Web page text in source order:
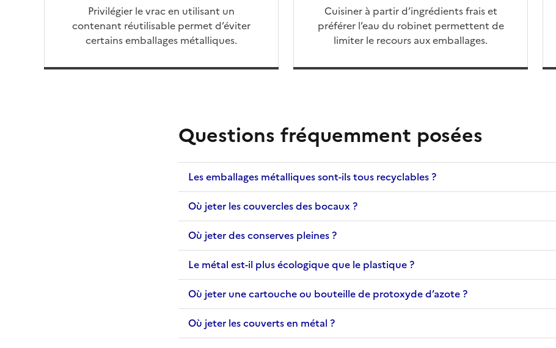
Privilégier le vrac en utilisant un
contenant réutilisable permet d’éviter
certains emballages métalliques.
Cuisiner à partir d’ingrédients frais et
préférer l’eau du robinet permettent de
limiter le recours aux emballages.
Questions fréquemment posées
Les emballages métalliques sont-ils tous recyclables ?
Où jeter les couvercles des bocaux ?
Où jeter des conserves pleines ?
Le métal est-il plus écologique que le plastique ?
Où jeter une cartouche ou bouteille de protoxyde d’azote ?
Où jeter les couverts en métal ?